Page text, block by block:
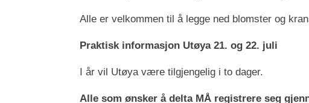
Alle er velkommen til å legge ned blomster og
Praktisk informasjon Utøya 21. og 22. juli
I år vil Utøya være tilgjengelig i to dager.
Alle som ønsker å delta MÅ registrere seg